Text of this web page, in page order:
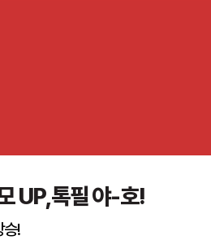
UP,톡필 야-호!
승!